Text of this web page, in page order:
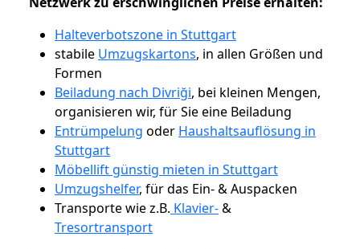
Halteverbotszone in Stuttgart
stabile Umzugskartons, in allen Größen und
Formen
Beiladung nach Divriği, bei kleinen Mengen,
organisieren wir, für Sie eine Beiladung
Entrümpelung oder Haushaltsauflösung in
Stuttgart
Möbellift günstig mieten in Stuttgart
Umzugshelfer, für das Ein- & Auspacken
Transporte wie z.B. Klavier-&
Tresortransport